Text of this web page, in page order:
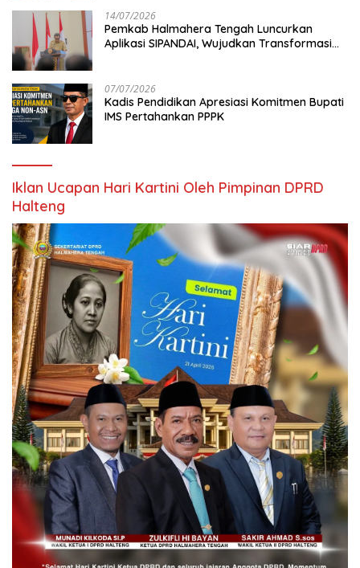
14/07/2026
Pemkab Halmahera Tengah Luncurkan
Aplikasi SIPANDAI, Wujudkan Transformasi
07/07/2026
Kadis Pendidikan Apresiasi Komitmen Bupati
IMS Pertahankan PPPK
Iklan Ucapan Hari Kartini Oleh Pimpinan DPRD
Halteng